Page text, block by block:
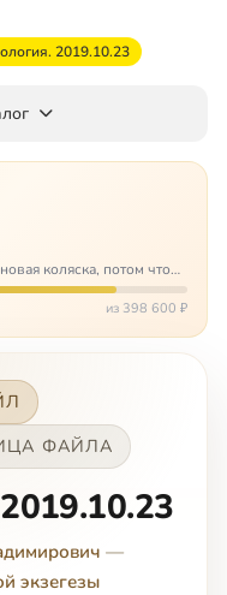
2019.10.23
коляска, потом что
он не сможет не только
продолжать лечение в
из 398 600 ₽
ФАЙЛА
—
экзегезы